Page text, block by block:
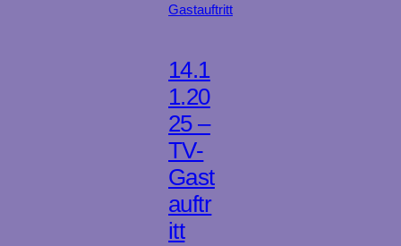
14.1
1.20
25 –
TV-
Gast
auftr
itt